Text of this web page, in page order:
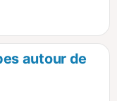
autour de